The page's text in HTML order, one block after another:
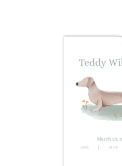
4,6 (baserat på +15
Våra gåvor inspirerar. Kunder
Gratis hälsning
namn, ditt foto eller ett
hennes hjärta. Inget krångel,